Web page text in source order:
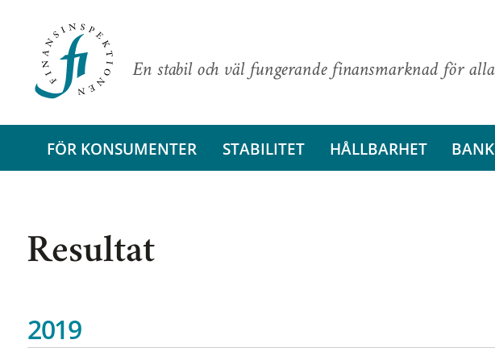
En stabil och väl fungerande finansmarknad för alla
FÖR KONSUMENTER STABILITET HÅLLBARHET BANK
Resultat
2019